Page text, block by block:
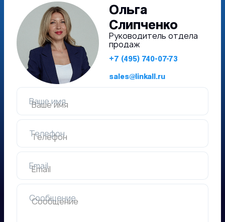
Ольга
Слипченко
Руководитель отдела
продаж
+7 (495) 740-07-73
sales@linkall.ru
Ваше имя
Телефон
Email
Сообщение